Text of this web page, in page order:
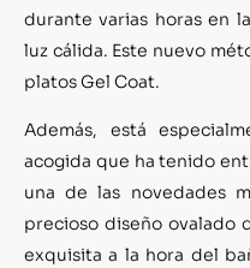
durante varias horas en
luz cálida. Este nuevo
platos Gel Coat.
Además, está
acogida que ha tenido
una de las novedades
precioso diseño ovalado
exquisita a la hora del